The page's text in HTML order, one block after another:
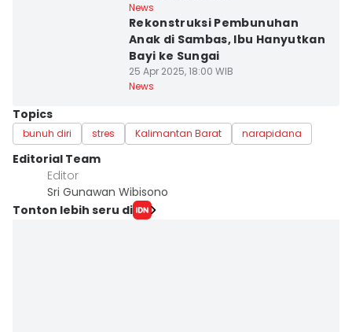
News
Rekonstruksi Pembunuhan
Anak di Sambas, Ibu Hanyutkan
Bayi ke Sungai
25 Apr 2025, 18:00 WIB
News
Topics
bunuh diri stres Kalimantan Barat narapidana
Editorial Team
Editor
Sri Gunawan Wibisono
Tonton lebih seru di